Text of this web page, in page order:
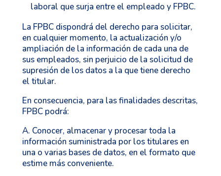
laboral que surja entre el empleado y FPBC.
La FPBC dispondrá del derecho para solicitar,
en cualquier momento, la actualización y/o
ampliación de la información de cada una de
sus empleados, sin perjuicio de la solicitud de
supresión de los datos a la que tiene derecho
el titular.
En consecuencia, para las finalidades descritas,
FPBC podrá:
A. Conocer, almacenar y procesar toda la
información suministrada por los titulares en
una o varias bases de datos, en el formato que
estime más conveniente.